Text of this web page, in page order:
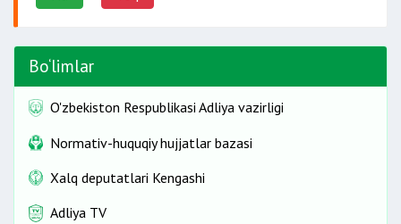
Bo‘limlar
O'zbekiston Respublikasi Adliya vazirligi
Normativ-huquqiy hujjatlar bazasi
Xalq deputatlari Kengashi
Adliya TV